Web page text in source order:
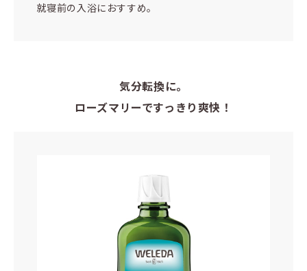
就寝前の入浴におすすめ。
気分転換に。
ローズマリーですっきり爽快！